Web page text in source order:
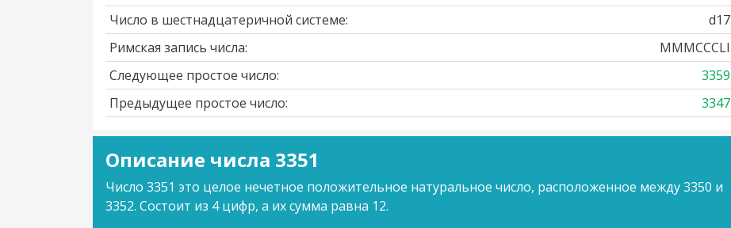
Число в шестнадцатеричной системе:
d17
Римская запись числа:
MMMCCCLI
Следующее простое число:
3359
Предыдущее простое число:
3347
Описание числа 3351
Число 3351 это целое нечетное положительное натуральное число, расположенное между 3350 и
3352. Состоит из 4 цифр, а их сумма равна 12.